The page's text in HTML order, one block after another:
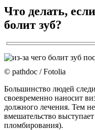
Что делать,
болит зуб?
© pathdoc / Fotolia
Большинство людей
своевременно наносит
должного лечения. Тем не
вмешательство
пломбирования).